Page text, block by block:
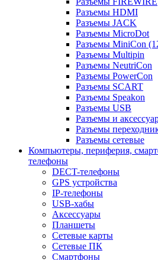
Разъемы HDMI
Разъемы JACK
Разъемы MicroDot
Разъемы MiniCon
Разъемы Multipin
Разъемы NeutriCon
Разъемы PowerCon
Разъемы SCART
Разъемы Speakon
Разъемы USB
Разъемы и
Разъемы
Разъемы сетевые
Компьютеры, периферия,
телефоны
DECT-телефоны
GPS устройства
IP-телефоны
USB-хабы
Аксессуары
Планшеты
Сетевые карты
Сетевые ПК
Смартфоны